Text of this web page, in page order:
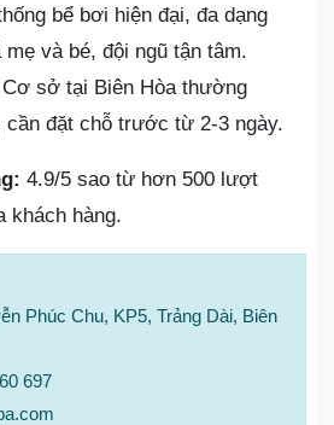
bể bơi hiện đại, đa dạng
và bé, đội ngũ tận tâm.
Cơ sở tại Biên Hòa thường
đặt chỗ trước từ 2-3 ngày.
4.9/5 sao từ hơn 500 lượt
khách hàng.
Phúc Chu, KP5, Trảng Dài, Biên
697